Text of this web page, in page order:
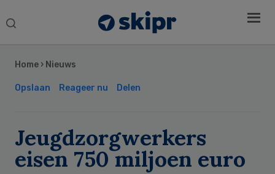
Search
Home › Nieuws
Opslaan Reageer nu Delen
Jeugdzorgwerkers
eisen 750 miljoen euro
Sidebar